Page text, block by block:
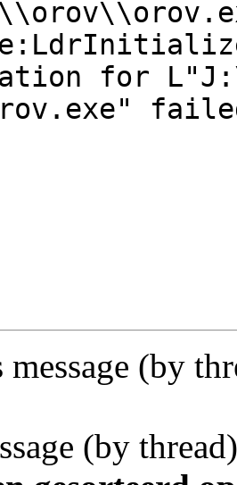
for
message (by
(by